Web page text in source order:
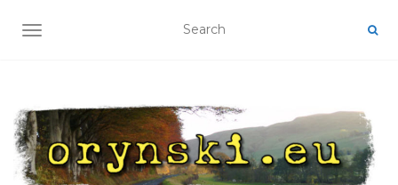
TOGGLE NAVIGATION